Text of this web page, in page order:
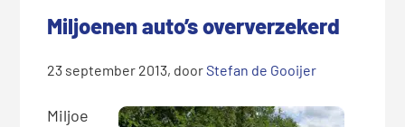
Miljoenen auto’s oververzekerd
23 september 2013, doorStefan de Gooijer
Miljoe